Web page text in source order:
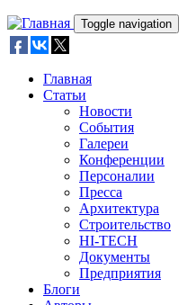
Toggle navigation
Главная
Статьи
Новости
События
Галереи
Конференции
Персоналии
Пресса
Архитектура
Строительство
HI-TECH
Документы
Предприятия
Блоги